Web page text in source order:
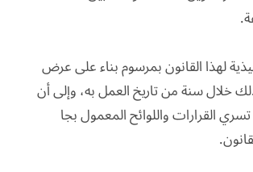
لهذا القانون بمرسوم بناء على عرض
خلال سنة من تاريخ العمل به، وإلى أن
القرارات واللوائح المعمول بجا